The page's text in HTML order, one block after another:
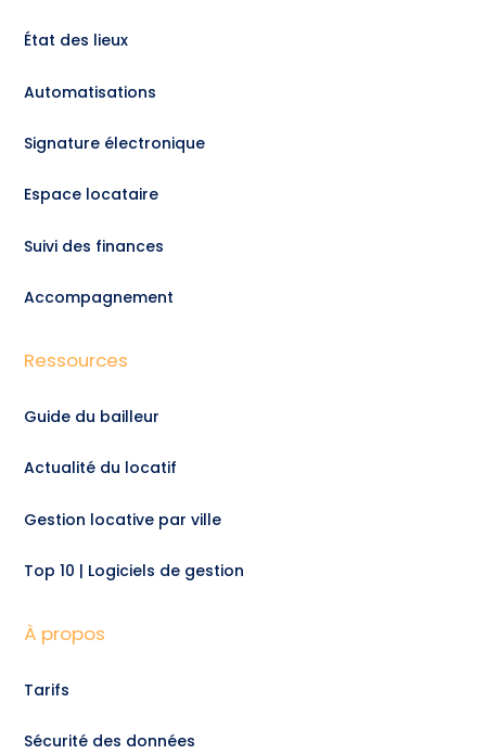
État des lieux
Automatisations
Signature électronique
Espace locataire
Suivi des finances
Accompagnement
Ressources
Guide du bailleur
Actualité du locatif
Gestion locative par ville
Top 10 | Logiciels de gestion
À propos
Tarifs
Sécurité des données